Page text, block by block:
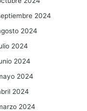
2024
2024
2024
2024
2024
2024
2024